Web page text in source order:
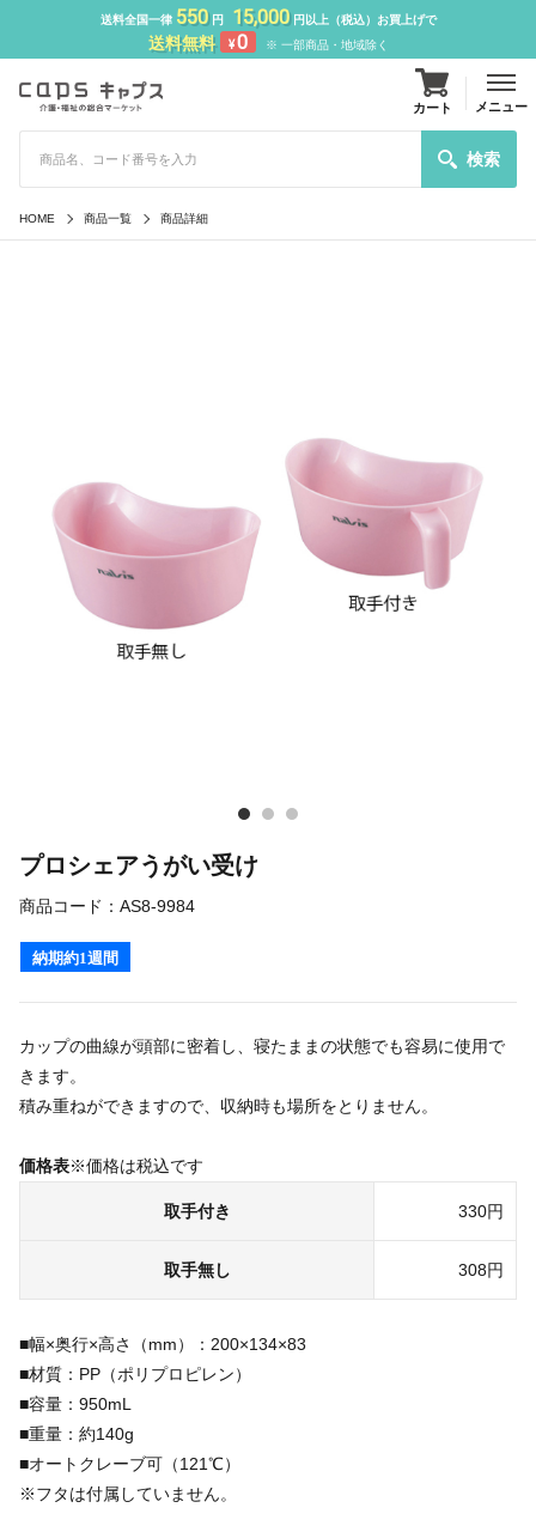
送料全国一律 550円 15,000円以上（税込）お買上げで
送料無料 ¥0 ※ 一部商品・地域除く
検索
カート メニュー
HOME 商品一覧 商品詳細
プロシェアうがい受け
商品コード： AS8-9984
納期約1週間
カップの曲線が頭部に密着し、寝たままの状態でも容易に使用で
きます。
積み重ねができますので、収納時も場所をとりません。
価格表※価格は税込です
取手付き 330円
取手無し 308円
■幅×奥行×高さ（mm）：200×134×83
■材質：PP（ポリプロピレン）
■容量：950mL
■重量：約140g
■オートクレーブ可（121℃）
※フタは付属していません。